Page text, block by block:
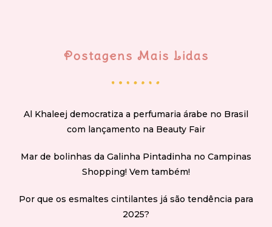
Postagens Mais Lidas
Al Khaleej democratiza a perfumaria árabe no Brasil
com lançamento na Beauty Fair
Mar de bolinhas da Galinha Pintadinha no Campinas
Shopping! Vem também!
Por que os esmaltes cintilantes já são tendência para
2025?